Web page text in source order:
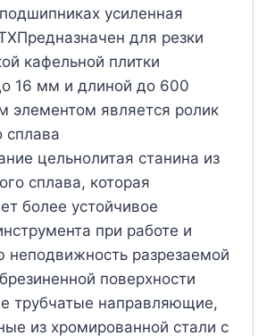
усиленная
для резки
кафельной плитки
16 мм и длиной до 600
является ролик
сплава
цельнолитая станина из
сплава, которая
более устойчивое
при работе и
неподвижность разрезаемой
поверхности
трубчатые направляющие,
из хромированной стали с